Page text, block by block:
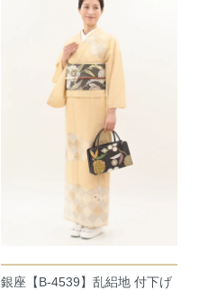
銀座【B-4539】乱絽地 付下げ